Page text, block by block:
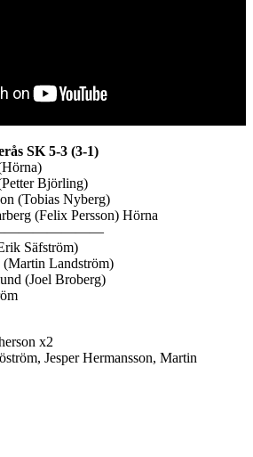
SK 5-3 (3-1)
Björling)
(Tobias Nyberg)
(Felix Persson) Hörna
Säfström)
(Martin Landström)
(Joel Broberg)
x2
Jesper Hermansson, Martin